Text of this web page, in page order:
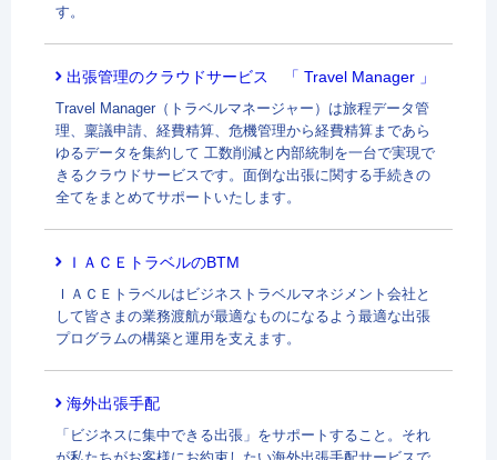
す。
出張管理のクラウドサービス 「 Travel Manager 」
Travel Manager（トラベルマネージャー）は旅程データ管
理、稟議申請、経費精算、危機管理から経費精算まであら
ゆるデータを集約して 工数削減と内部統制を一台で実現で
きるクラウドサービスです。面倒な出張に関する手続きの
全てをまとめてサポートいたします。
ＩＡＣＥトラベルのBTM
ＩＡＣＥトラベルはビジネストラベルマネジメント会社と
して皆さまの業務渡航が最適なものになるよう最適な出張
プログラムの構築と運用を支えます。
海外出張手配
「ビジネスに集中できる出張」をサポートすること。それ